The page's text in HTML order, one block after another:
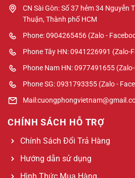
CN Sài Gòn: Số 37 hẻm 34 Nguyễn
Thuận, Thành phố HCM
Phone: 0904265456 (Zalo -
Phone Tây HN: 0941226991 (Zalo-
Phone Nam HN: 0977491655
Phone SG: 0931793355 (Zalo -
CHÍNH SÁCH HỖ TRỢ
Chính Sách Đổi Trả Hàng
Hướng dẫn sử dụng